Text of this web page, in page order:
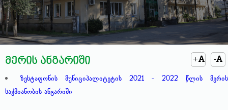
-
+
მერის ანგარიში
ზესტაფონის მუნიციპალიტეტის 2021 - 2022 წლის მერის
საქმიანობის ანგარიში